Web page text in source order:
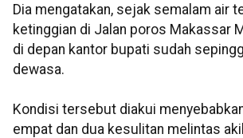
Dia mengatakan, sejak semalam air
ketinggian di Jalan poros Makassar
di depan kantor bupati sudah
dewasa.
Kondisi tersebut diakui
empat dan dua kesulitan melintas